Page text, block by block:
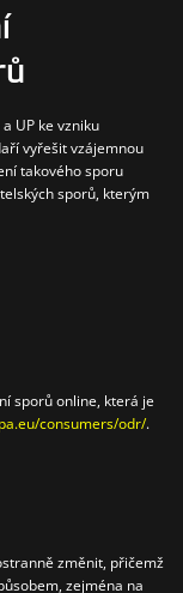
UP ke vzniku
vyřešit vzájemnou
takového sporu
sporů, kterým
sporů online, která je
consumers/odr/.
změnit, přičemž
zejména na